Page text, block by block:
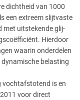
dichtheid van 1000
een extreem slijtvaste
met uitstekende glij-
Hierdoor
waarin onderdelen
belasting
vochtafstotend is en
voor direct